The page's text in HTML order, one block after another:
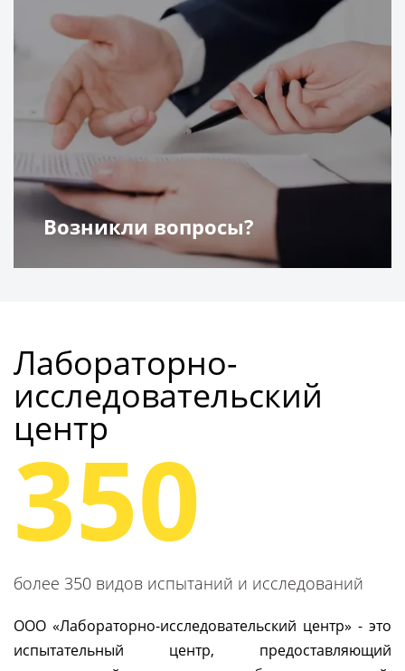
Возникли вопросы?
Лабораторно-
исследовательский
центр
350
более 350 видов испытаний и исследований
ООО «Лабораторно-исследовательский центр» - это
испытательный центр, предоставляющий